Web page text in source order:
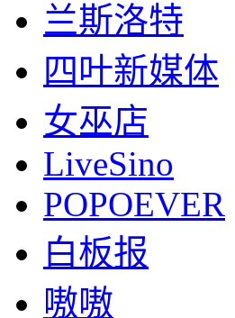
兰斯洛特
四叶新媒体
女巫店
LiveSino
POPOEVER
白板报
嗷嗷